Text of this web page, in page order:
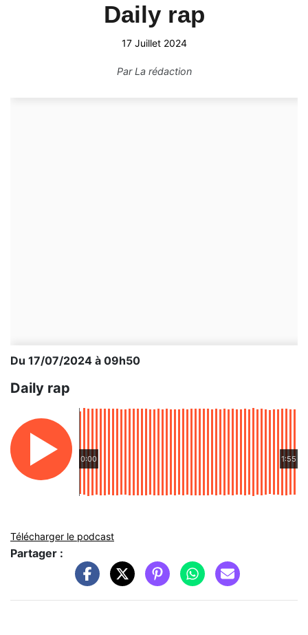
Daily rap
17 Juillet 2024
ParLa rédaction
Du 17/07/2024 à 09h50
Daily rap
0:00 1:55
Télécharger le podcast
Partager :